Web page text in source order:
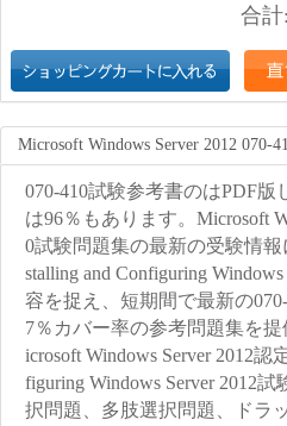
合計:
Microsoft Windows Server 2012 070-
070-410試験参考書のはPDF
は96％もあります。Microsoft
0試験問題集の最新の受験情
stalling and Configuring
容を捉え、短期間で最新の
7％カバー率の参考問題集を
icrosoft Windows Server 2012認
figuring Windows Server 2012
択問題、多肢選択問題、ドラ